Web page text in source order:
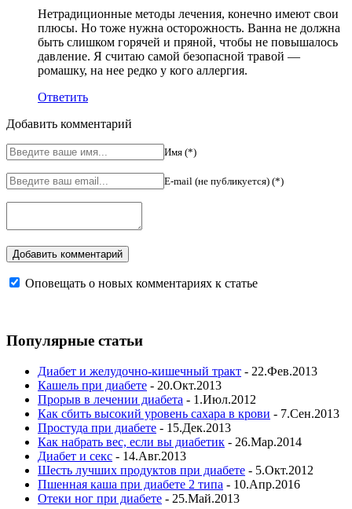
Нетрадиционные методы лечения, конечно имеют свои
плюсы. Но тоже нужна осторожность. Ванна не должна
быть слишком горячей и пряной, чтобы не повышалось
давление. Я считаю самой безопасной травой —
ромашку, на нее редко у кого аллергия.
Ответить
Добавить комментарий
Имя (*)
E-mail (не публикуется) (*)
Оповещать о новых комментариях к статье
Популярные статьи
Диабет и желудочно-кишечный тракт - 22.Фев.2013
Кашель при диабете - 20.Окт.2013
Прорыв в лечении диабета - 1.Июл.2012
Как сбить высокий уровень сахара в крови - 7.Сен.2013
Простуда при диабете - 15.Дек.2013
Как набрать вес, если вы диабетик - 26.Мар.2014
Диабет и секс - 14.Авг.2013
Шесть лучших продуктов при диабете - 5.Окт.2012
Пшенная каша при диабете 2 типа - 10.Апр.2016
Отеки ног при диабете - 25.Май.2013